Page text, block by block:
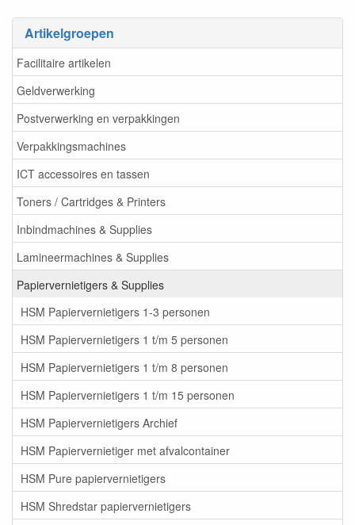
Artikelgroepen
Facilitaire artikelen
Geldverwerking
Postverwerking en verpakkingen
Verpakkingsmachines
ICT accessoires en tassen
Toners / Cartridges & Printers
Inbindmachines & Supplies
Lamineermachines & Supplies
Papiervernietigers & Supplies
HSM Papiervernietigers 1-3 personen
HSM Papiervernietigers 1 t/m 5 personen
HSM Papiervernietigers 1 t/m 8 personen
HSM Papiervernietigers 1 t/m 15 personen
HSM Papiervernietigers Archief
HSM Papiervernietiger met afvalcontainer
HSM Pure papiervernietigers
HSM Shredstar papiervernietigers